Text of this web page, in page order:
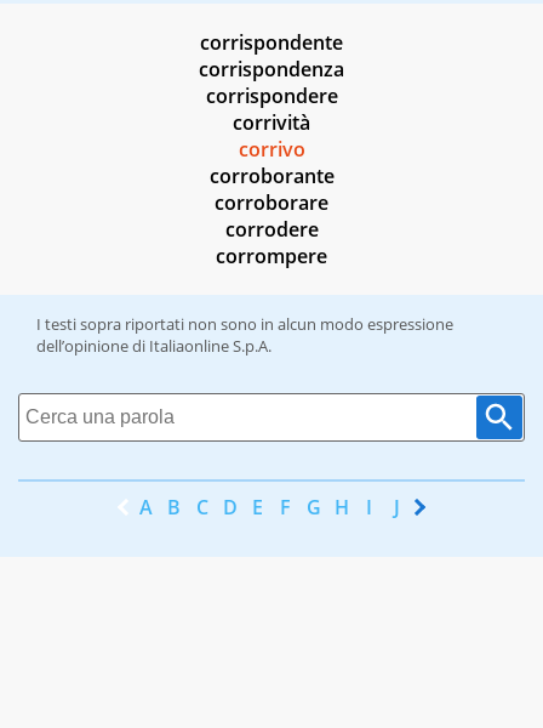
corrispondente
corrispondenza
corrispondere
corrività
corrivo
corroborante
corroborare
corrodere
corrompere
I testi sopra riportati non sono in alcun modo espressione
dell’opinione di Italiaonline S.p.A.
A B C D E F G H I J K